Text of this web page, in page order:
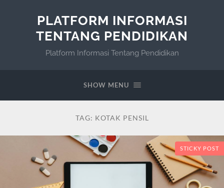
PLATFORM INFORMASI
TENTANG PENDIDIKAN
Platform Informasi Tentang Pendidikan
SHOW MENU
TAG: KOTAK PENSIL
STICKY POST